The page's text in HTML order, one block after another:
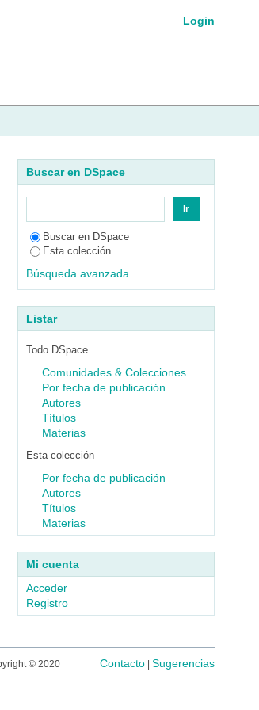
Login
Buscar en DSpace
Buscar en DSpace
Esta colección
Búsqueda avanzada
Listar
Todo DSpace
Comunidades & Colecciones
Por fecha de publicación
Autores
Títulos
Materias
Esta colección
Por fecha de publicación
Autores
Títulos
Materias
Mi cuenta
Acceder
Registro
© 2020 Contacto Sugerencias